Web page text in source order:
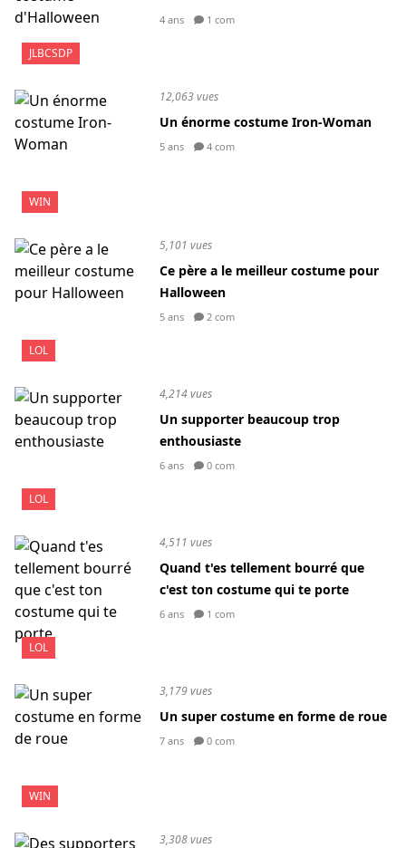
JLBCSDP
4 ans 1 com
WIN
12,063 vues
Un énorme costume Iron-Woman
5 ans 4 com
LOL
5,101 vues
Ce père a le meilleur costume pour
Halloween
5 ans 2 com
LOL
4,214 vues
Un supporter beaucoup trop
enthousiaste
6 ans 0 com
LOL
4,511 vues
Quand t'es tellement bourré que
c'est ton costume qui te porte
6 ans 1 com
WIN
3,179 vues
Un super costume en forme de roue
7 ans 0 com
3,308 vues